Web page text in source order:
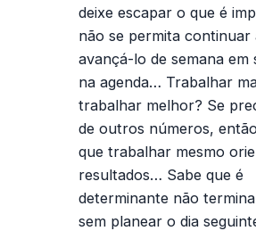
deixe escapar o que é
não se permita continuar
avançá-lo de semana em
na agenda… Trabalhar
trabalhar melhor? Se
de outros números,
que trabalhar mesmo
resultados… Sabe que é
determinante não
sem planear o dia